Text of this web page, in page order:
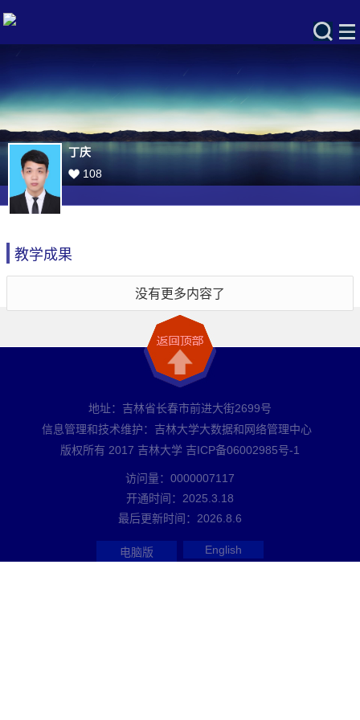
丁庆
108
教学成果
没有更多内容了
地址：吉林省长春市前进大街2699号
信息管理和技术维护：吉林大学大数据和网络管理中心
版权所有 2017 吉林大学 吉ICP备06002985号-1
访问量： 0000007117
开通时间： 2025 3 18
最后更新时间： 2026 8 6
电脑版 English